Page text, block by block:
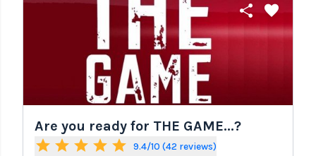
share favorite
Are you ready for THE GAME...?
star star star star star 9.4/10 (42 reviews)